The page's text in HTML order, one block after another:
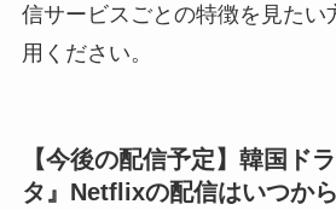
信サービスごとの特徴を見たい
用ください。
【今後の配信予定】韓国ド
タ』Netflixの配信はいつか